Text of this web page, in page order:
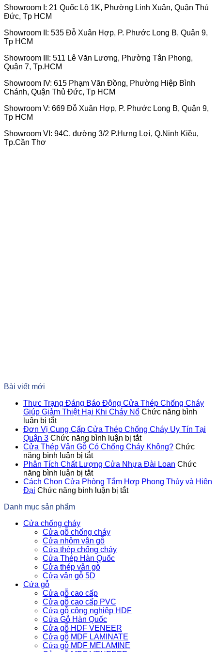
Showroom I: 21 Quốc Lộ 1K, Phường Linh Xuân, Quận Thủ
Đức, Tp HCM
Showroom II: 535 Đỗ Xuân Hợp, P. Phước Long B, Quận 9,
Tp HCM
Showroom III: 511 Lê Văn Lương, Phường Tân Phong,
Quận 7, Tp.HCM
Showroom IV: 615 Phạm Văn Đồng, Phường Hiệp Bình
Chánh, Quận Thủ Đức, Tp HCM
Showroom V: 669 Đỗ Xuân Hợp, P. Phước Long B, Quận 9,
Tp HCM
Showroom VI: 94C, đường 3/2 P.Hưng Lợi, Q.Ninh Kiều,
Tp.Cần Thơ
Bài viết mới
Thực Trạng Đáng Báo Động Cửa Thép Chống Cháy
Giúp Giảm Thiệt Hại Khi Cháy Nổ Chức năng bình
luận bị tắtở
Thực
Trạng
Đáng
Báo
Động
Cửa
Thép
Chống
Giúp
Thiệt
Hại
Khi
Cháy
Nổ
Đơn Vị Cung Cấp Cửa Thép Chống Cháy Uy Tín Tại
Quận 3 Chức năng bình luận bị tắtở
Đơn
Cung
Cửa
Cửa Thép Vân Gỗ Có Chống Cháy Không? Chức
năng bình luận bị tắtở
Cửa
Thép
Vân
Gỗ
Phân Tích Chất Lượng Cửa Nhựa Đài Loan Chức
năng bình luận bị tắtở
Phân
Tích
Đài
Loan
Cách Chọn Cửa Phòng Tắm Hợp Phong Thủy và Hiện
Đại Chức năng bình luận bị tắtở
Danh mục sản phẩm
Cửa chống cháy
Cửa gỗ chống cháy
Cửa nhôm vân gỗ
Cửa thép chống cháy
Cửa Thép Hàn Quốc
Cửa thép vân gỗ
Cửa vân gỗ 5D
Cửa gỗ
Cửa gỗ cao cấp
Cửa gỗ cao cấp PVC
Cửa gỗ công nghiệp HDF
Cửa Gỗ Hàn Quốc
Cửa gỗ HDF VENEER
Cửa gỗ MDF LAMINATE
Cửa gỗ MDF MELAMINE